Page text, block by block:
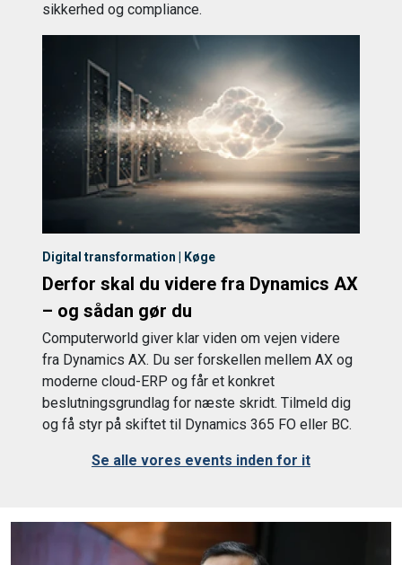
sikkerhed og compliance.
Digital transformation | Køge
Derfor skal du videre fra Dynamics AX
– og sådan gør du
Computerworld giver klar viden om vejen videre
fra Dynamics AX. Du ser forskellen mellem AX og
moderne cloud-ERP og får et konkret
beslutningsgrundlag for næste skridt. Tilmeld dig
og få styr på skiftet til Dynamics 365 FO eller BC.
Se alle vores events inden for it